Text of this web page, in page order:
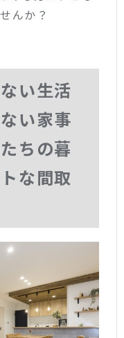
んか？
い生活
い家事
ちの暮
な間取